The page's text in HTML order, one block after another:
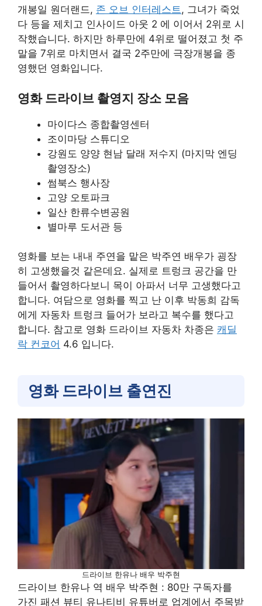
개봉일 원더랜드, 존 오브 인터레스트, 그녀가 죽었
다 등을 제치고 인사이드 아웃 2 에 이어서 2위로 시
작했습니다. 하지만 하루만에 4위로 떨어졌고 첫 주
말을 7위로 마치면서 결국 2주만에 극장개봉을 종
영했던 영화입니다.
영화 드라이브 촬영지 장소 모음
마이다스 종합촬영센터
조이마당 스튜디오
강원도 양양 현남 달래 저수지 (마지막 엔딩
촬영장소)
썸북스 행사장
고양 오토파크
일산 한류수변공원
별마루 도서관 등
영화를 보는 내내 주연을 맡은 박주연 배우가 굉장
히 고생했을것 같은데요. 실제로 트렁크 공간을 만
들어서 촬영하다보니 목이 아파서 너무 고생했다고
합니다. 여담으로 영화를 찍고 난 이후 박동희 감독
에게 자동차 트렁크 들어가 보라고 복수를 했다고
합니다. 참고로 영화 드라이브 자동차 차종은 캐딜
락 컨코어 4.6 입니다.
영화 드라이브 출연진
드라이브 한유나 배우 박주현
드라이브 한유나 역 배우 박주현 : 80만 구독자를
가진 패션 뷰티 유나티비 유튜버로 업계에서 주목받